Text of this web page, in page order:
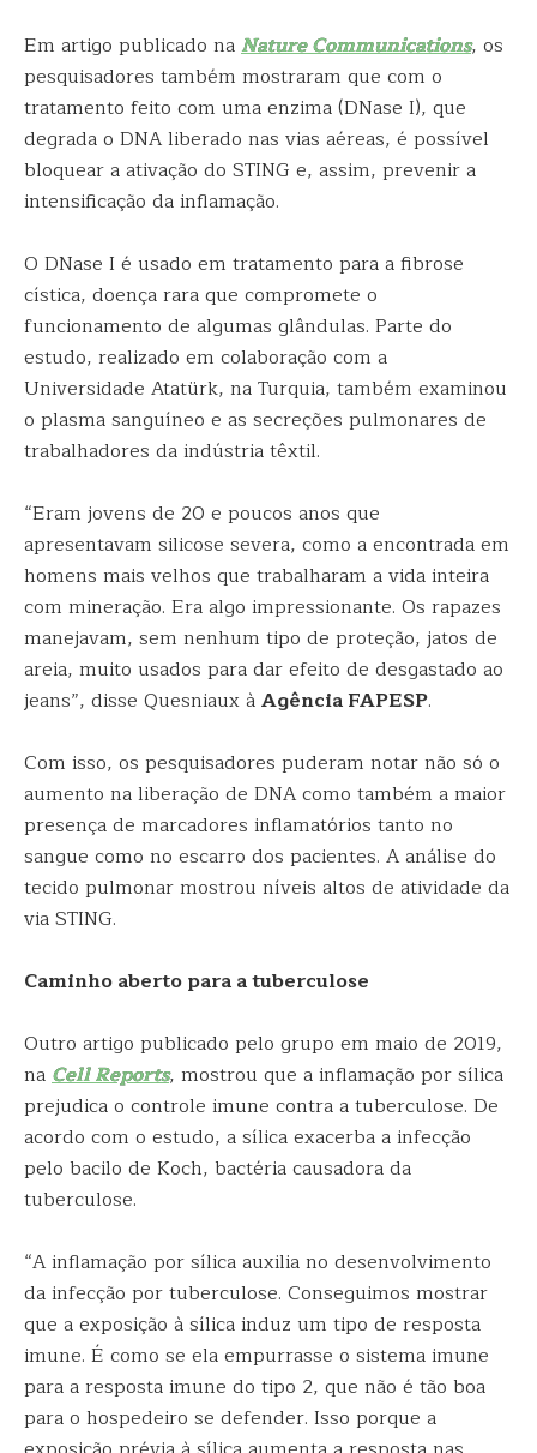
Em artigo publicado naNature Communications, os
pesquisadores também mostraram que com o
tratamento feito com uma enzima (DNase I), que
degrada o DNA liberado nas vias aéreas, é possível
bloquear a ativação do STING e, assim, prevenir a
intensificação da inflamação.
O DNase I é usado em tratamento para a fibrose
cística, doença rara que compromete o
funcionamento de algumas glândulas. Parte do
estudo, realizado em colaboração com a
Universidade Atatürk, na Turquia, também examinou
o plasma sanguíneo e as secreções pulmonares de
trabalhadores da indústria têxtil.
“Eram jovens de 20 e poucos anos que
apresentavam silicose severa, como a encontrada em
homens mais velhos que trabalharam a vida inteira
com mineração. Era algo impressionante. Os rapazes
manejavam, sem nenhum tipo de proteção, jatos de
areia, muito usados para dar efeito de desgastado ao
jeans”, disse Quesniaux àAgência FAPESP.
Com isso, os pesquisadores puderam notar não só o
aumento na liberação de DNA como também a maior
presença de marcadores inflamatórios tanto no
sangue como no escarro dos pacientes. A análise do
tecido pulmonar mostrou níveis altos de atividade da
via STING.
Caminho aberto para a tuberculose
Outro artigo publicado pelo grupo em maio de 2019,
naCell Reports, mostrou que a inflamação por sílica
prejudica o controle imune contra a tuberculose. De
acordo com o estudo, a sílica exacerba a infecção
pelo bacilo de Koch, bactéria causadora da
tuberculose.
“A inflamação por sílica auxilia no desenvolvimento
da infecção por tuberculose. Conseguimos mostrar
que a exposição à sílica induz um tipo de resposta
imune. É como se ela empurrasse o sistema imune
para a resposta imune do tipo 2, que não é tão boa
para o hospedeiro se defender. Isso porque a